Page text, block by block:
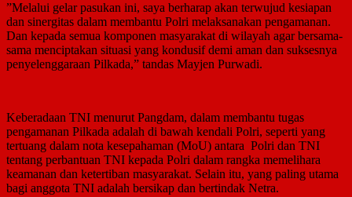
”Melalui gelar pasukan ini, saya berharap akan terwujud kesiapan
dan sinergitas dalam membantu Polri melaksanakan pengamanan.
Dan kepada semua komponen masyarakat di wilayah agar bersama-
sama menciptakan situasi yang kondusif demi aman dan suksesnya
penyelenggaraan Pilkada,” tandas Mayjen Purwadi.
Keberadaan TNI menurut Pangdam, dalam membantu tugas
pengamanan Pilkada adalah di bawah kendali Polri, seperti yang
tertuang dalam nota kesepahaman (MoU) antara Polri dan TNI
tentang perbantuan TNI kepada Polri dalam rangka memelihara
keamanan dan ketertiban masyarakat. Selain itu, yang paling utama
bagi anggota TNI adalah bersikap dan bertindak Netra.